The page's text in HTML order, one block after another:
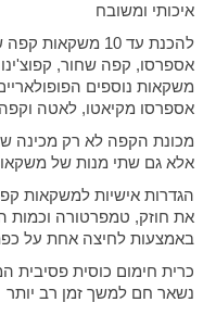
איכותי ומשובח
משקאות נוספים
אספרסו מקיאטו, לאטה
מכונת הקפה לא רק מכינה
אלא גם שתי מנות של
הגדרות אישיות למשקאות
את חוזק, טמפרטורה וכמות
באמצעות לחיצה אחת על
כרית חימום כוסית
נשאר חם למשך זמן רב יותר